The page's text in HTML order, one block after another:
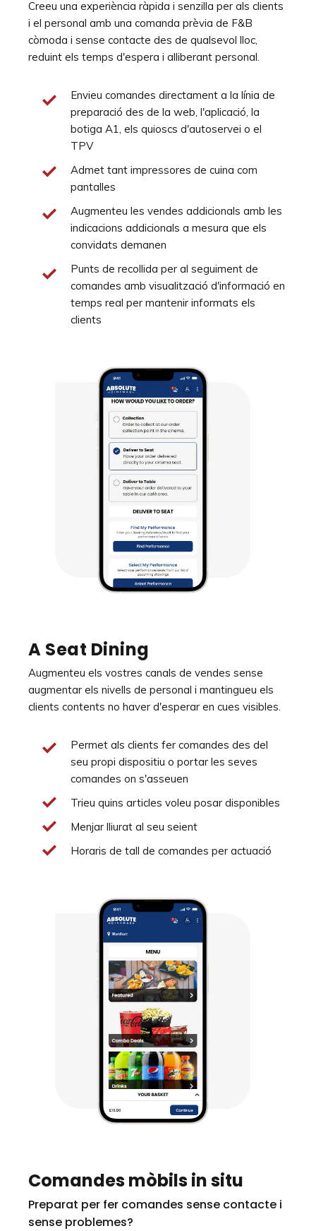
Creeu una experiència ràpida i senzilla per als clients
i el personal amb una comanda prèvia de F&B
còmoda i sense contacte des de qualsevol lloc,
reduint els temps d'espera i alliberant personal.
Envieu comandes directament a la línia de
preparació des de la web, l'aplicació, la
botiga A1, els quioscs d'autoservei o el
TPV
Admet tant impressores de cuina com
pantalles
Augmenteu les vendes addicionals amb les
indicacions addicionals a mesura que els
convidats demanen
Punts de recollida per al seguiment de
comandes amb visualització d'informació en
temps real per mantenir informats els
clients
A Seat Dining
Augmenteu els vostres canals de vendes sense
augmentar els nivells de personal i mantingueu els
clients contents no haver d'esperar en cues visibles.
Permet als clients fer comandes des del
seu propi dispositiu o portar les seves
comandes on s'asseuen
Trieu quins articles voleu posar disponibles
Menjar lliurat al seu seient
Horaris de tall de comandes per actuació
Comandes mòbils in situ
Preparat per fer comandes sense contacte i
sense problemes?